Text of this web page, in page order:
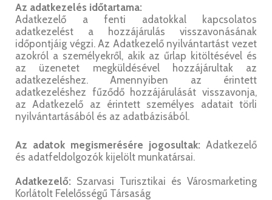
Az adatkezelés időtartama:
Adatkezelő a fenti adatokkal kapcsolatos
adatkezelést a hozzájárulás visszavonásának
időpontjáig végzi. Az Adatkezelő nyilvántartást vezet
azokról a személyekről, akik az űrlap kitöltésével és
az üzenetet megküldésével hozzájárultak az
adatkezeléshez. Amennyiben az érintett
adatkezeléshez fűződő hozzájárulását visszavonja,
az Adatkezelő az érintett személyes adatait törli
nyilvántartásából és az adatbázisából.
Az adatok megismerésére jogosultak: Adatkezelő
és adatfeldolgozók kijelölt munkatársai.
Adatkezelő: Szarvasi Turisztikai és Városmarketing
Korlátolt Felelősségű Társaság